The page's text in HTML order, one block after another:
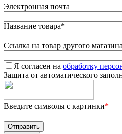
Электронная почта
Название товара*
Ссылка на товар другого магазина
Я согласен на обработку
Защита от автоматического
Введите символы с картинки*